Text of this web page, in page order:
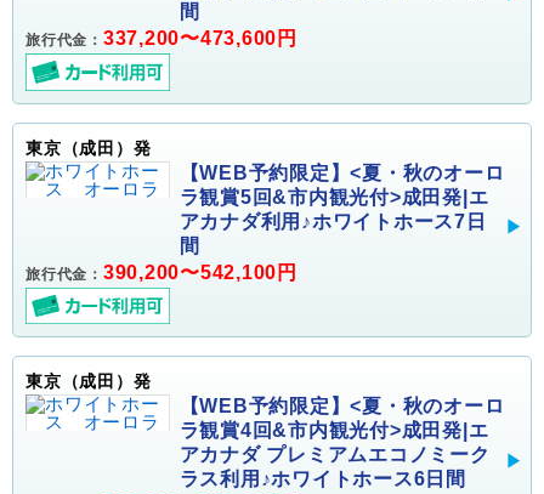
間
旅行代金： 337,200〜473,600円
東京（成田）発
【WEB予約限定】<夏・秋のオーロ
ラ観賞5回&市内観光付>成田発|エ
アカナダ利用♪ホワイトホース7日
間
旅行代金： 390,200〜542,100円
東京（成田）発
【WEB予約限定】<夏・秋のオーロ
ラ観賞4回&市内観光付>成田発|エ
アカナダ プレミアムエコノミーク
ラス利用♪ホワイトホース6日間